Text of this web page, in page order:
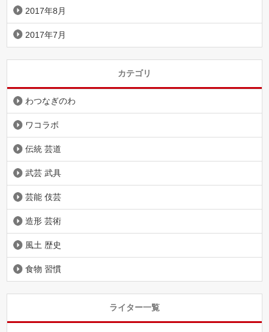
2017年8月
2017年7月
カテゴリ
わつなぎのわ
ワコラボ
伝統 芸道
武芸 武具
芸能 伎芸
造形 芸術
風土 歴史
食物 習慣
ライター一覧